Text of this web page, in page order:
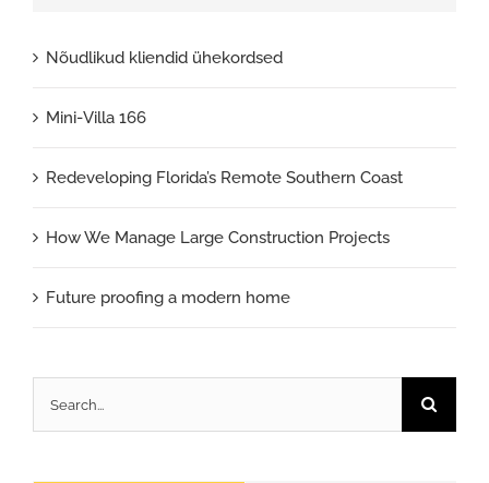
Nõudlikud kliendid ühekordsed
Mini-Villa 166
Redeveloping Florida’s Remote Southern Coast
How We Manage Large Construction Projects
Future proofing a modern home
for: